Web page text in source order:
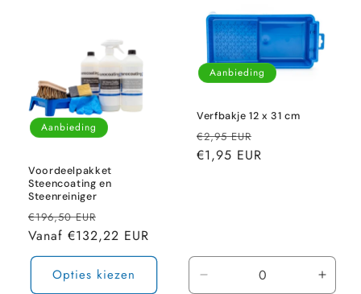
Default
Title
Aanbieding
Voordeelpakket
Steencoating en
Steenreiniger
Normale
prijs
€196,50 EUR
Vanaf €132,22 EUR
Opties kiezen
Aanbieding
Verfbakje 12 x 31 cm
Normale
prijs
€2,95 EUR
€1,95 EUR
Aantal